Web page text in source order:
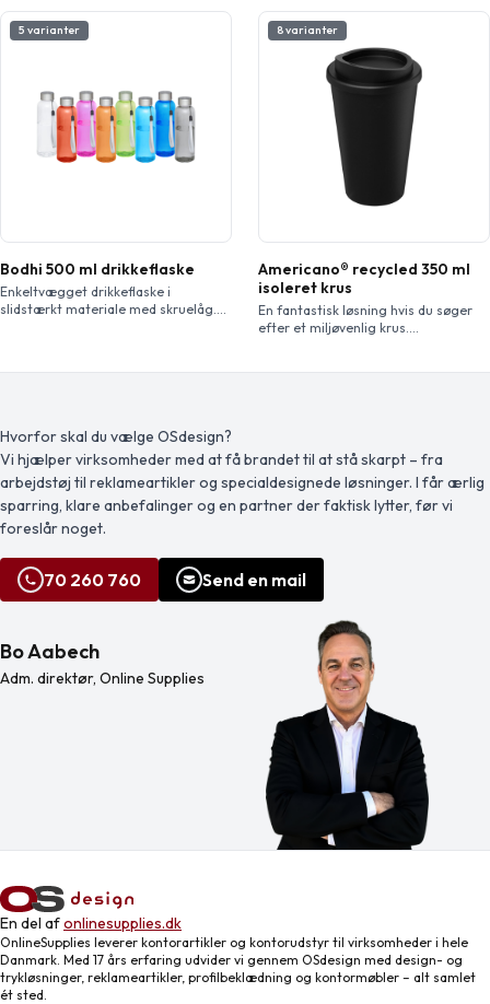
ansvarligt indkøbt bøgetræ. Kobber
vakuumisoleringen i kruset hjælper
med at holde drikkevarer ved deres
traditionelle krus, der er designet til
at hjælpe med at forhindre
varmeoverførsel til […]
sublimationstryk. Blank hvid
indvendigt og udvendigt. Vask i
hånden med varmt vand og milde
rengøringsmidler. Leveres i en æske
af genbrugspap. Kapacitet: 300 ml.
5 varianter
Bodhi 500 ml drikkeflaske
Enkeltvægget drikkeflaske i
slidstærkt materiale med skruelåg.
8 varianter
Americano® recycled 350 ml
isoleret krus
En fantastisk løsning hvis du søger
efter et miljøvenlig krus.
farvevariationer. Rumindholdet er
350 ml. Produceret i UK. Pakket i en
genvunden PE plastik pose. BPA fri.
Tåler […]
Hvorfor skal du vælge OSdesign?
Vi hjælper virksomheder med at få brandet til at stå skarpt – fra
arbejdstøj til reklameartikler og specialdesignede løsninger. I får ærlig
sparring, klare anbefalinger og en partner der faktisk lytter, før vi
foreslår noget.
70 260 760 Send en mail
Bo Aabech
Adm. direktør, Online Supplies
En del afonlinesupplies.dk
OnlineSupplies leverer kontorartikler og kontorudstyr til virksomheder i hele
Danmark. Med 17 års erfaring udvider vi gennem OSdesign med design- og
trykløsninger, reklameartikler, profilbeklædning og kontormøbler – alt samlet
ét sted.